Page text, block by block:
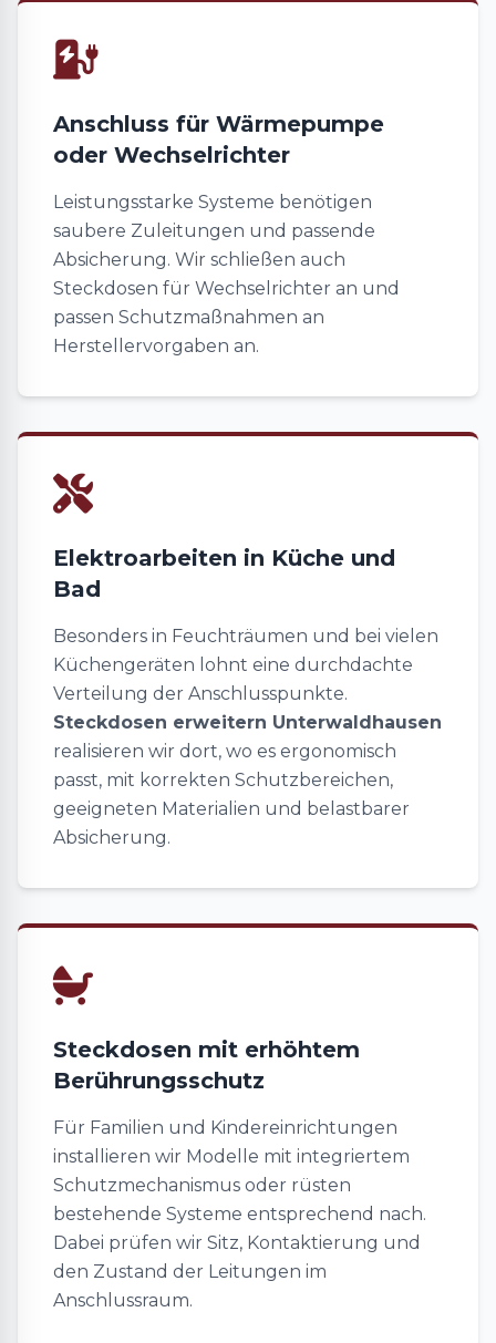
Anschluss für Wärmepumpe
oder Wechselrichter
Leistungsstarke Systeme benötigen
saubere Zuleitungen und passende
Absicherung. Wir schließen auch
Steckdosen für Wechselrichter an und
passen Schutzmaßnahmen an
Herstellervorgaben an.
Elektroarbeiten in Küche und
Bad
Besonders in Feuchträumen und bei vielen
Küchengeräten lohnt eine durchdachte
Verteilung der Anschlusspunkte.
Steckdosen erweitern Unterwaldhausen
realisieren wir dort, wo es ergonomisch
passt, mit korrekten Schutzbereichen,
geeigneten Materialien und belastbarer
Absicherung.
Steckdosen mit erhöhtem
Berührungsschutz
Für Familien und Kindereinrichtungen
installieren wir Modelle mit integriertem
Schutzmechanismus oder rüsten
bestehende Systeme entsprechend nach.
Dabei prüfen wir Sitz, Kontaktierung und
den Zustand der Leitungen im
Anschlussraum.